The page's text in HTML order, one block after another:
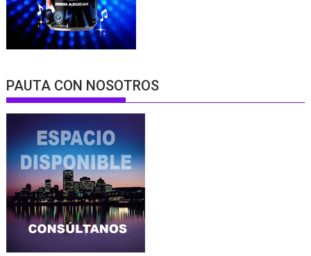
PAUTA CON NOSOTROS